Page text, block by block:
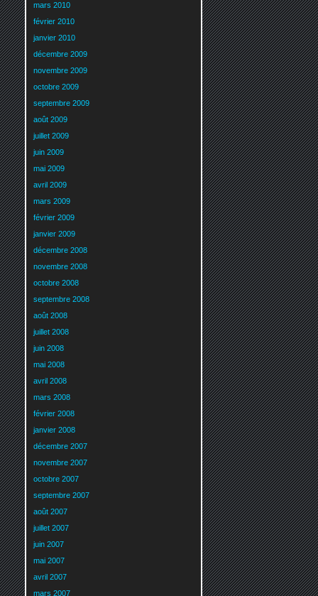
mars 2010
février 2010
janvier 2010
décembre 2009
novembre 2009
octobre 2009
septembre 2009
août 2009
juillet 2009
juin 2009
mai 2009
avril 2009
mars 2009
février 2009
janvier 2009
décembre 2008
novembre 2008
octobre 2008
septembre 2008
août 2008
juillet 2008
juin 2008
mai 2008
avril 2008
mars 2008
février 2008
janvier 2008
décembre 2007
novembre 2007
octobre 2007
septembre 2007
août 2007
juillet 2007
juin 2007
mai 2007
avril 2007
mars 2007